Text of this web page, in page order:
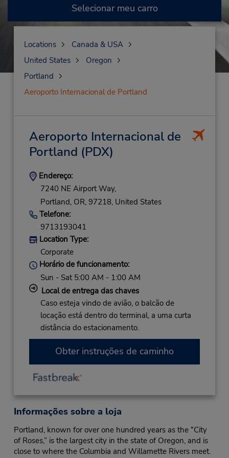
Selecionar meu carro
Locations
Canada & USA
United States
Oregon
Portland
Aeroporto Internacional de Portland
Aeroporto Internacional de
Portland (PDX)
Endereço:
7240 NE Airport Way,
Portland, OR, 97218, United States
Telefone:
9713193041
Location Type:
Corporate
Horário de funcionamento:
Sun - Sat 5:00 AM - 1:00 AM
Local de entrega das chaves
Caso esteja vindo de avião, o balcão de
locação está dentro do terminal, a uma curta
distância do estacionamento.
Obter instruções de caminho
Informações sobre a loja
Portland, known for over one hundred years as the “City
of Roses,” is the largest city in the state of Oregon, and is
close to where the Columbia and Willamette Rivers meet.